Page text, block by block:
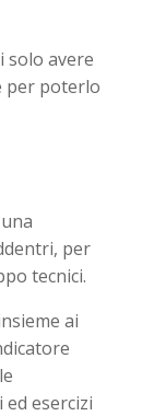
solo avere
per poterlo
per
tecnici.
ai
esercizi